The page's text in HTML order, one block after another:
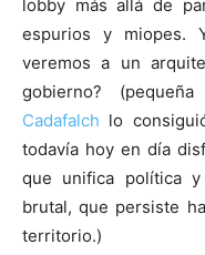
lobby más allá de
espurios y miopes.
veremos a un
gobierno?
Cadafalch lo
todavía hoy en día
que unifica política y
brutal, que persiste
territorio.)